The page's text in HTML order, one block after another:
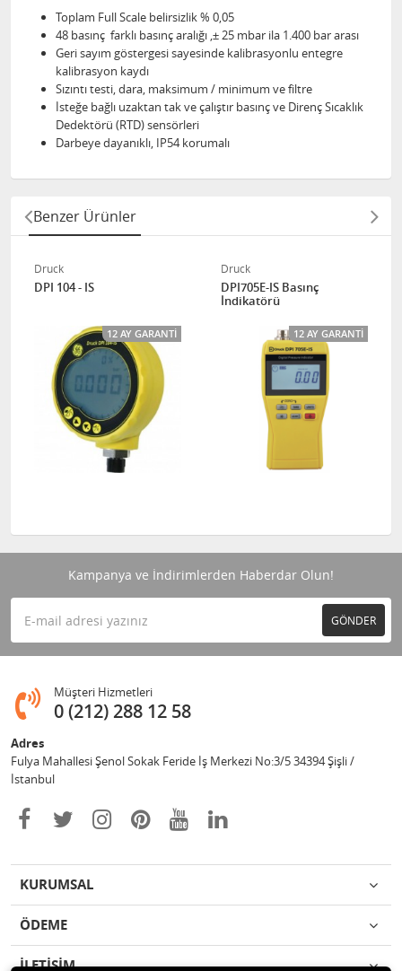
Toplam Full Scale belirsizlik % 0,05
48 basınç farklı basınç aralığı ,± 25 mbar ila 1.400 bar arası
Geri sayım göstergesi sayesinde kalibrasyonlu entegre
kalibrasyon kaydı
Sızıntı testi, dara, maksimum / minimum ve filtre
İsteğe bağlı uzaktan tak ve çalıştır basınç ve Direnç Sıcaklık
Dedektörü (RTD) sensörleri
Darbeye dayanıklı, IP54 korumalı
Benzer Ürünler
Druck
DPI 104 - IS
12 AY GARANTI
Druck
DPI705E-IS Basınç
İndikatörü
12 AY GARANTI
Kampanya ve İndirimlerden Haberdar Olun!
GÖNDER
Müşteri Hizmetleri
0 (212) 288 12 58
Adres
Fulya Mahallesi Şenol Sokak Feride İş Merkezi No:3/5 34394 Şişli /
İstanbul
KURUMSAL
ÖDEME
İLETİŞİM